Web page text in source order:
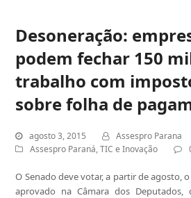
Desoneração:
podem fechar 150
trabalho com
sobre folha de
agosto 3, 2015
Assespro Parana
Assespro Paraná,TIC e Inovação
O Senado deve votar, a partir de agosto,
aprovado na Câmara dos